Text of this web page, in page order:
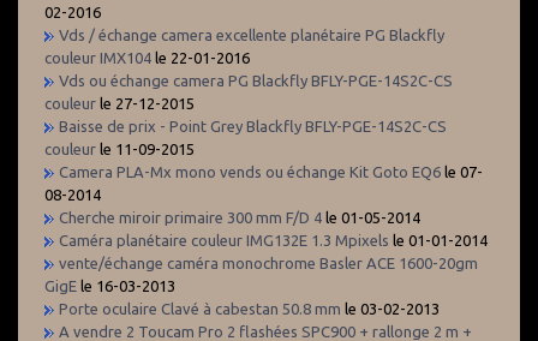
02-2016
Vds / échange camera excellente planétaire PG Blackfly
couleur IMX104 le 22-01-2016
Vds ou échange camera PG Blackfly BFLY-PGE-14S2C-CS
couleur le 27-12-2015
Baisse de prix - Point Grey Blackfly BFLY-PGE-14S2C-CS
couleur le 11-09-2015
Camera PLA-Mx mono vends ou échange Kit Goto EQ6 le 07-
08-2014
Cherche miroir primaire 300 mm F/D 4 le 01-05-2014
Caméra planétaire couleur IMG132E 1.3 Mpixels le 01-01-2014
vente/échange caméra monochrome Basler ACE 1600-20gm
GigE le 16-03-2013
Porte oculaire Clavé à cabestan 50.8 mm le 03-02-2013
A vendre 2 Toucam Pro 2 flashées SPC900 + rallonge 2 m +